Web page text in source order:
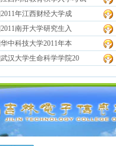
2011年江西财经大学成
2011南开大学研究生入
华中科技大学2011年本
武汉大学生命科学学院20